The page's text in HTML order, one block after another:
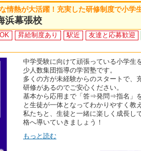
情熱が大活躍！充実した研修制度で小学
幕張校
昇給制度あり 駅近 友達と応募歓迎
中学受験に向けて頑張っている小学生
少人数集団指導の学習塾です。
多くの方が未経験からのスタートで、
研修があるのでご安心ください。
基本から応用まで「答⇒発問⇒指名」
と生徒が一体となってわかりやすく教
私たちと、生徒と一緒に楽しく成長し
格へ導いていきましょう！
もっと読む